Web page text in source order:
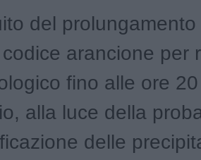
del prolungamento
arancione per
fino alle ore
alla luce della
delle